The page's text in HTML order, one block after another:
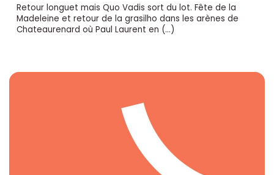
Retour longuet mais Quo Vadis sort du lot. Fête de la
Madeleine et retour de la grasilho dans les arènes de
Chateaurenard où Paul Laurent en (…)